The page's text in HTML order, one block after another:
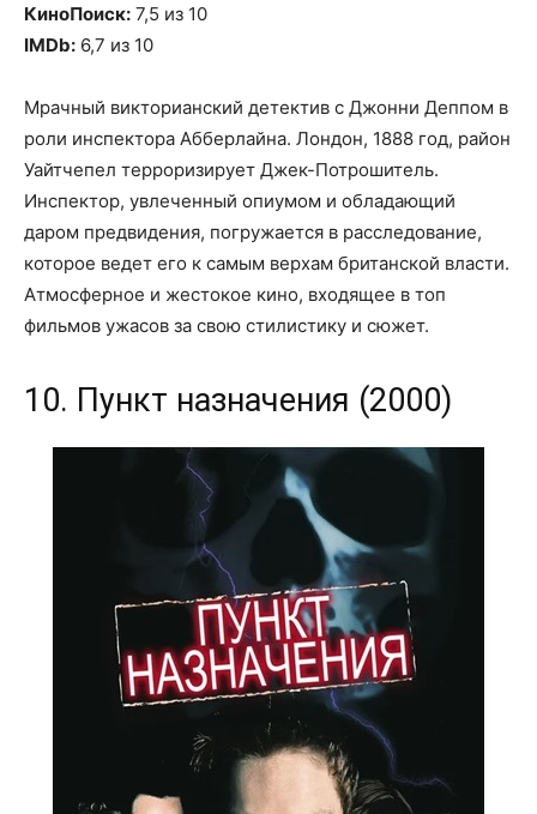
КиноПоиск: 7,5 из 10
IMDb: 6,7 из 10
Мрачный викторианский детектив с Джонни Деппом в
роли инспектора Абберлайна. Лондон, 1888 год, район
Уайтчепел терроризирует Джек-Потрошитель.
Инспектор, увлеченный опиумом и обладающий
даром предвидения, погружается в расследование,
которое ведет его к самым верхам британской власти.
Атмосферное и жестокое кино, входящее в топ
фильмов ужасов за свою стилистику и сюжет.
10. Пункт назначения (2000)